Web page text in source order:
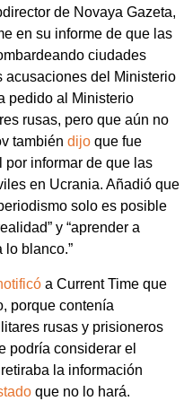
de Novaya Gazeta,
en su informe de que las
ciudades
acusaciones del Ministerio
pedido al Ministerio
rusas, pero que aún no
también dijo que fue
informar de que las
en Ucrania. Añadió que
solo es posible
y “aprender a
lo blanco.”
a Current Time que
porque contenía
rusas y prisioneros
podría considerar el
la información
que no lo hará.